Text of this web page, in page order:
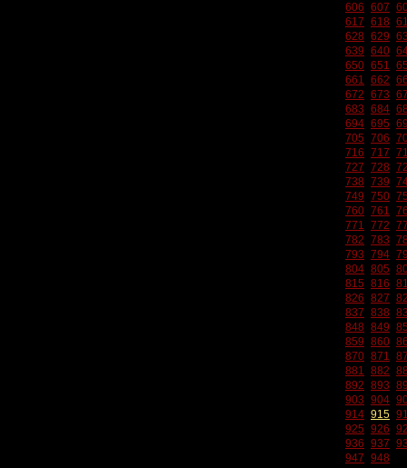
606 607
617 618
628 629
639 640
650 651
661 662
672 673
683 684
694 695
705 706
716 717
727 728
738 739
749 750
760 761
771 772
782 783
793 794
804 805
815 816
826 827
837 838
848 849
859 860
870 871
881 882
892 893
903 904
914 915
925 926
936 937
947 948